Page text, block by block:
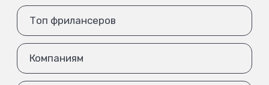
Топ фрилансеров
Компаниям